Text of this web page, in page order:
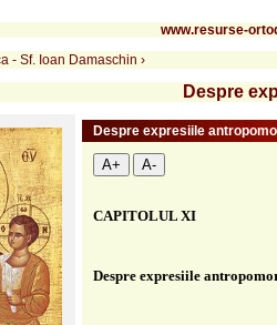
www.resurse-
- Sf. Ioan Damaschin ›
Despre
Despre expresiile
A+ A-
CAPITOLUL XI
Despre expresiile